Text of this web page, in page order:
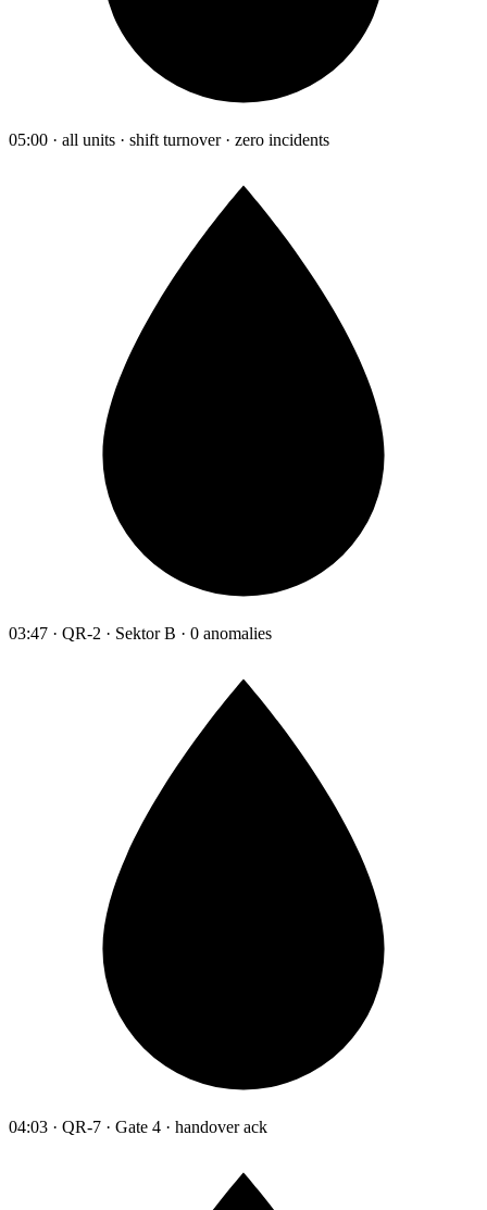
05:00 · all units · shift turnover · zero incidents
03:47 · QR-2 · Sektor B · 0 anomalies
04:03 · QR-7 · Gate 4 · handover ack